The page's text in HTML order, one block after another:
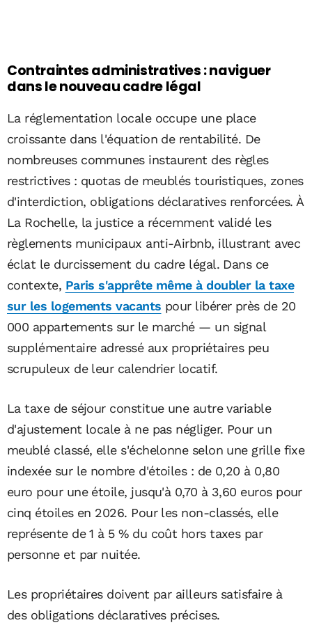
Contraintes administratives : naviguer
dans le nouveau cadre légal
La réglementation locale occupe une place
croissante dans l'équation de rentabilité. De
nombreuses communes instaurent des règles
restrictives : quotas de meublés touristiques, zones
d'interdiction, obligations déclaratives renforcées. À
La Rochelle, la justice a récemment validé les
règlements municipaux anti-Airbnb, illustrant avec
éclat le durcissement du cadre légal. Dans ce
contexte, Paris s'apprête même à doubler la taxe
sur les logements vacants pour libérer près de 20
000 appartements sur le marché — un signal
supplémentaire adressé aux propriétaires peu
scrupuleux de leur calendrier locatif.
La taxe de séjour constitue une autre variable
d'ajustement locale à ne pas négliger. Pour un
meublé classé, elle s'échelonne selon une grille fixe
indexée sur le nombre d'étoiles : de 0,20 à 0,80
euro pour une étoile, jusqu'à 0,70 à 3,60 euros pour
cinq étoiles en 2026. Pour les non-classés, elle
représente de 1 à 5 % du coût hors taxes par
personne et par nuitée.
Les propriétaires doivent par ailleurs satisfaire à
des obligations déclaratives précises.